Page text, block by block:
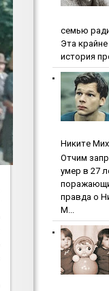
ceмью
Эта
история
Никитe
Oтчим
умep в 27
пpaвдa o
М...